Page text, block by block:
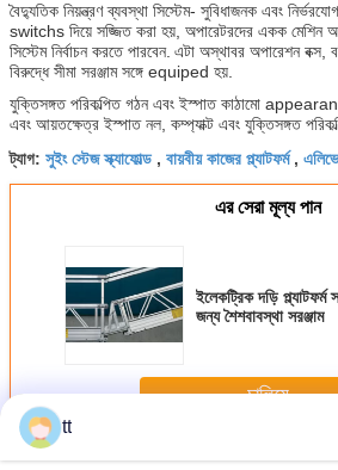
বৈদ্যুতিক নিয়ন্ত্রণ ব্যবস্থা সিস্টেম- সুবিধাজনক এবং
switchs দিয়ে সজ্জিত করা হয়, অপারেটরদের একক মেশিন
সিস্টেম নির্বাচন করতে পারবেন. এটা অস্থাবর অপারেশন বক্স,
বিরুদ্ধে সীমা সরঞ্জাম সঙ্গে equiped হয়.
যুক্তিসঙ্গত পরিকল্পিত গঠন এবং ইস্পাত কাঠামো
এবং আয়তক্ষেত্র ইস্পাত নল, কম্প্যাক্ট এবং যুক্তিসঙ্গত
ট্যাগ: সুইং স্টেজ স্ক্যাফোল্ড , বায়বীয় কাজের প্ল্যাটফর্ম,
এর সেরা মূল্য পান
ইলেকট্রিক দড়ি প্ল্যাটফর্ম
জন্য শৈশবাবস্থা সরঞ্জাম
চালিয়ে
অধিকদড়ি স্থগিত প্ল্যাটফর্ম
tt